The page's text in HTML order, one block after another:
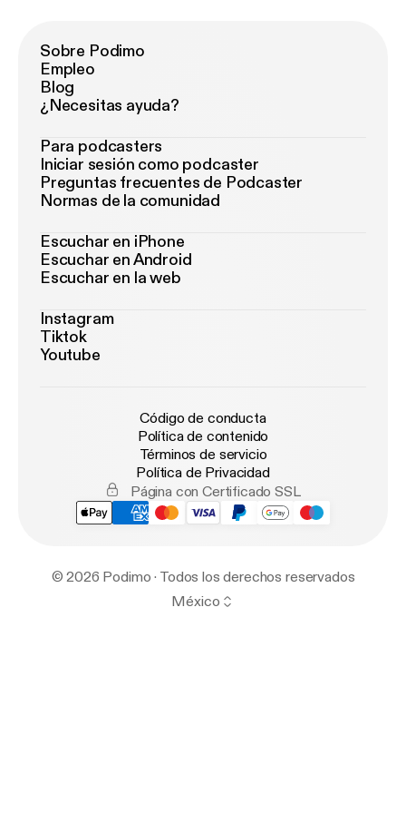
Sobre Podimo
Empleo
Blog
¿Necesitas ayuda?
Para podcasters
Iniciar sesión como podcaster
Preguntas frecuentes de Podcaster
Normas de la comunidad
Escuchar en iPhone
Escuchar en Android
Escuchar en la web
Instagram
Tiktok
Youtube
Código de conducta
Política de contenido
Términos de servicio
Política de Privacidad
Página con Certificado SSL
© 2026 Podimo · Todos los derechos reservados
México